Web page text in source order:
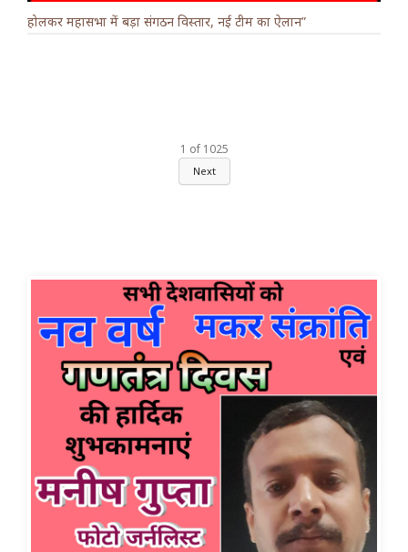
होलकर महासभा में बड़ा संगठन विस्तार, नई टीम का ऐलान”
1 of 1025
Next